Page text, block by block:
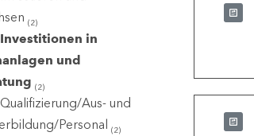
(2)
Investitionen in
und
(2)
Qualifizierung/Aus- und
Personal (2)